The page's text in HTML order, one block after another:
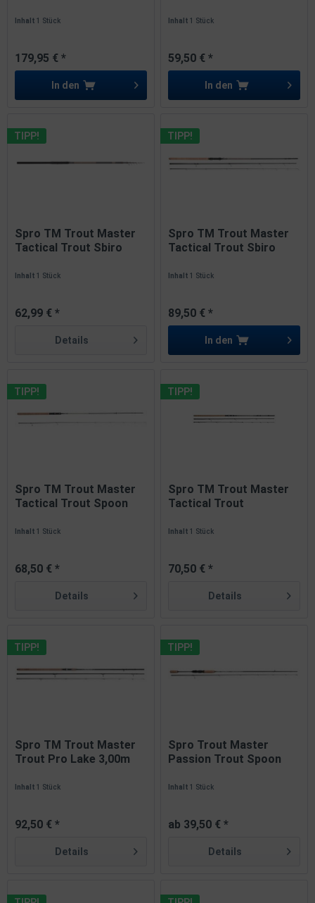
Inhalt1 Stück
179,95 € *
In den
Inhalt1 Stück
59,50 € *
In den
TIPP!
Spro TM Trout Master
Tactical Trout Sbiro
Inhalt1 Stück
62,99 € *
Details
TIPP!
Spro TM Trout Master
Tactical Trout Sbiro
Inhalt1 Stück
89,50 € *
In den
TIPP!
Spro TM Trout Master
Tactical Trout Spoon
Inhalt1 Stück
68,50 € *
Details
TIPP!
Spro TM Trout Master
Tactical Trout
Inhalt1 Stück
70,50 € *
Details
TIPP!
Spro TM Trout Master
Trout Pro Lake 3,00m
Inhalt1 Stück
92,50 € *
Details
TIPP!
Spro Trout Master
Passion Trout Spoon
Inhalt1 Stück
ab 39,50 € *
Details